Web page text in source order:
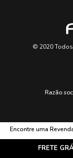
© 2020
Razão
Encontre uma
FRETE